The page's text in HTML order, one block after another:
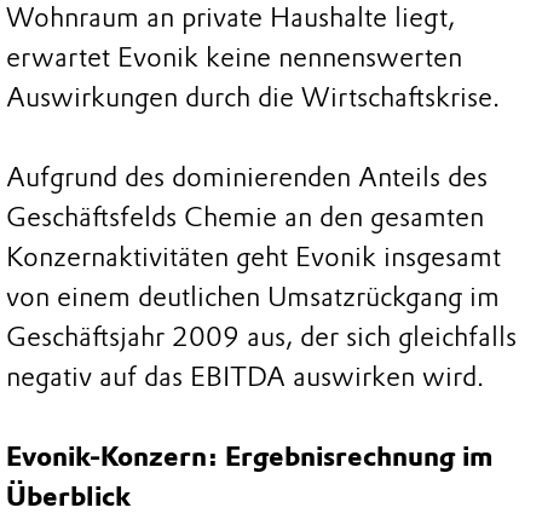
Wohnraum an private Haushalte liegt,
erwartet Evonik keine nennenswerten
Auswirkungen durch die Wirtschaftskrise.
Aufgrund des dominierenden Anteils des
Geschäftsfelds Chemie an den gesamten
Konzernaktivitäten geht Evonik insgesamt
von einem deutlichen Umsatzrückgang im
Geschäftsjahr 2009 aus, der sich gleichfalls
negativ auf das EBITDA auswirken wird.
Evonik-Konzern: Ergebnisrechnung im
Überblick